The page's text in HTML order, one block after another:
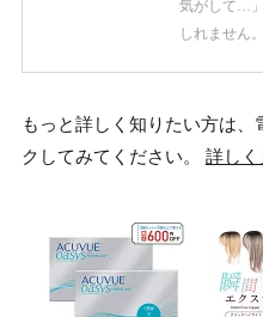
気がして…
しれません
もっと詳しく知りたい方は、
クしてみてください。 詳しく